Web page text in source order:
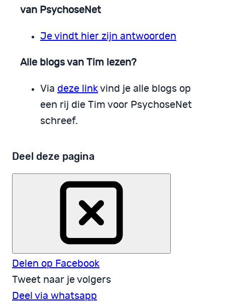
van PsychoseNet
Je vindt hier zijn antwoorden
Alle blogs van Tim lezen?
Via deze link vind je alle blogs op
een rij die Tim voor PsychoseNet
schreef.
Deel deze pagina
Delen op Facebook
Tweet naar je volgers
Deel via whatsapp